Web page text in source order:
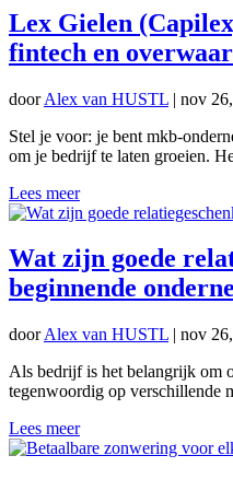
Lex Gielen
fintech en
doorAlex van HUSTL | nov
Stel je voor: je bent mkb-
om je bedrijf te laten groeien.
Lees meer
Wat zijn goede
beginnende
doorAlex van HUSTL | nov
Als bedrijf is het belangrijk om
tegenwoordig op verschillende
Lees meer